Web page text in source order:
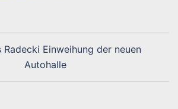
Radecki Einweihung der neuen
Autohalle